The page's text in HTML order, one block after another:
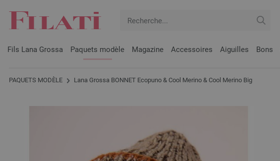
Fils Lana Grossa Paquets modèle Magazine Accessoires Aiguilles Bons
PAQUETS MODÈLE Lana Grossa BONNET Ecopuno & Cool Merino & Cool Merino Big